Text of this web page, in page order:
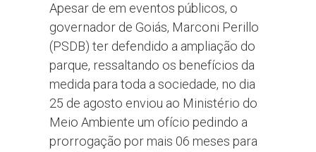
Apesar de em eventos públicos, o
governador de Goiás, Marconi Perillo
(PSDB) ter defendido a ampliação do
parque, ressaltando os benefícios da
medida para toda a sociedade, no dia
25 de agosto enviou ao Ministério do
Meio Ambiente um ofício pedindo a
prorrogação por mais 06 meses para